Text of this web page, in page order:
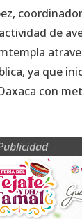
de
ya que
con